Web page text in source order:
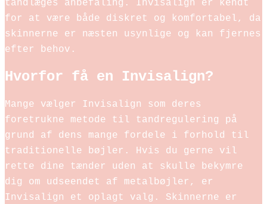
tandlæges anbefaling. Invisalign er kendt
for at være både diskret og komfortabel, da
skinnerne er næsten usynlige og kan fjernes
efter behov.
Hvorfor få en Invisalign?
Mange vælger Invisalign som deres
foretrukne metode til tandregulering på
grund af dens mange fordele i forhold til
traditionelle bøjler. Hvis du gerne vil
rette dine tænder uden at skulle bekymre
dig om udseendet af metalbøjler, er
Invisalign et oplagt valg. Skinnerne er